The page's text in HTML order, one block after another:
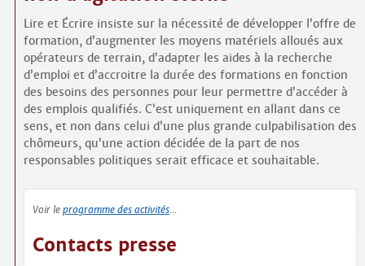
Lire et Écrire insiste sur la nécessité de développer l’offre de
formation, d’augmenter les moyens matériels alloués aux
opérateurs de terrain, d’adapter les aides à la recherche
d’emploi et d’accroitre la durée des formations en fonction
des besoins des personnes pour leur permettre d’accéder à
des emplois qualifiés. C’est uniquement en allant dans ce
sens, et non dans celui d’une plus grande culpabilisation des
chômeurs, qu’une action décidée de la part de nos
responsables politiques serait efficace et souhaitable.
Voir le programme des activités…
Contacts presse